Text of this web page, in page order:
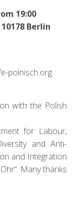
19:00
Berlin
polnisch.org
with the Polish
for Labour,
and Anti-
and Integration
Many thanks